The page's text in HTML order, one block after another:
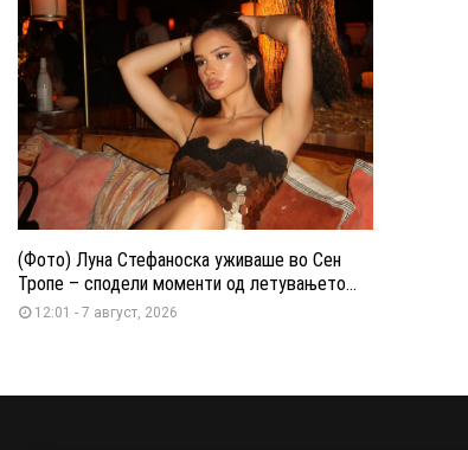
(Фото) Луна Стефаноска уживаше во Сен
Тропе – сподели моменти од летувањето...
12:01 - 7 август, 2026